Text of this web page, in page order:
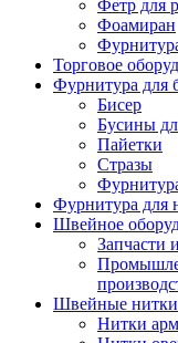
Фетр для
Фоамиран
Торговое
Фурнитура для
Бисер
Бусины
Пайетки
Стразы
Фурнитура для
Швейное
Запчасти
Швейные нитки
Нитки